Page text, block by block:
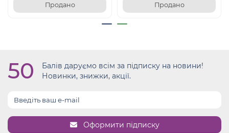
Продано Продано
50
Балів даруємо всім за підписку на новини!
Новинки, знижки, акції.
Оформити підписку